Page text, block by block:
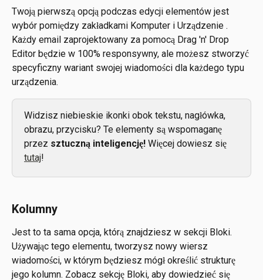
Twoją pierwszą opcją podczas edycji elementów jest
wybór pomiędzy zakładkami Komputer i Urządzenie .
Każdy email zaprojektowany za pomocą Drag 'n' Drop
Editor będzie w 100% responsywny, ale możesz stworzyć
specyficzny wariant swojej wiadomości dla każdego typu
urządzenia.
Widzisz niebieskie ikonki obok tekstu, nagłówka,
obrazu, przycisku? Te elementy są wspomaganę
przez sztuczną inteligencję! Więcej dowiesz się
tutaj!
Kolumny
Jest to ta sama opcja, którą znajdziesz w sekcji Bloki.
Używając tego elementu, tworzysz nowy wiersz
wiadomości, w którym będziesz mógł określić strukturę
jego kolumn. Zobacz sekcję Bloki, aby dowiedzieć się